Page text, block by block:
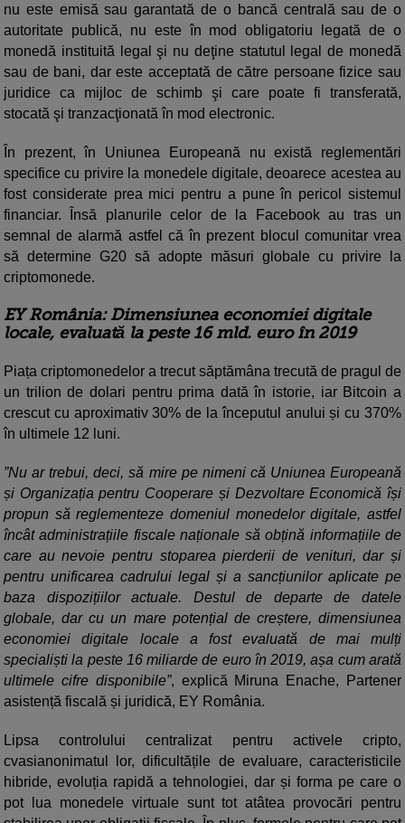
nu este emisă sau garantată de o bancă centrală sau de o
autoritate publică, nu este în mod obligatoriu legată de o
monedă instituită legal şi nu deţine statutul legal de monedă
sau de bani, dar este acceptată de către persoane fizice sau
juridice ca mijloc de schimb şi care poate fi transferată,
stocată şi tranzacţionată în mod electronic.
În prezent, în Uniunea Europeană nu există reglementări
specifice cu privire la monedele digitale, deoarece acestea au
fost considerate prea mici pentru a pune în pericol sistemul
financiar. Însă planurile celor de la Facebook au tras un
semnal de alarmă astfel că în prezent blocul comunitar vrea
să determine G20 să adopte măsuri globale cu privire la
criptomonede.
EY România: Dimensiunea economiei digitale
locale, evaluată la peste 16 mld. euro în 2019
Piața criptomonedelor a trecut săptămâna trecută de pragul de
un trilion de dolari pentru prima dată în istorie, iar Bitcoin a
crescut cu aproximativ 30% de la începutul anului și cu 370%
în ultimele 12 luni.
”Nu ar trebui, deci, să mire pe nimeni că Uniunea Europeană
și Organizația pentru Cooperare și Dezvoltare Economică își
propun să reglementeze domeniul monedelor digitale, astfel
încât administrațiile fiscale naționale să obțină informațiile de
care au nevoie pentru stoparea pierderii de venituri, dar și
pentru unificarea cadrului legal și a sancțiunilor aplicate pe
baza dispozițiilor actuale. Destul de departe de datele
globale, dar cu un mare potențial de creștere, dimensiunea
economiei digitale locale a fost evaluată de mai mulți
specialiști la peste 16 miliarde de euro în 2019, așa cum arată
ultimele cifre disponibile”, explică Miruna Enache, Partener
asistență fiscală și juridică, EY România.
Lipsa controlului centralizat pentru activele cripto,
cvasianonimatul lor, dificultățile de evaluare, caracteristicile
hibride, evoluția rapidă a tehnologiei, dar și forma pe care o
pot lua monedele virtuale sunt tot atâtea provocări pentru